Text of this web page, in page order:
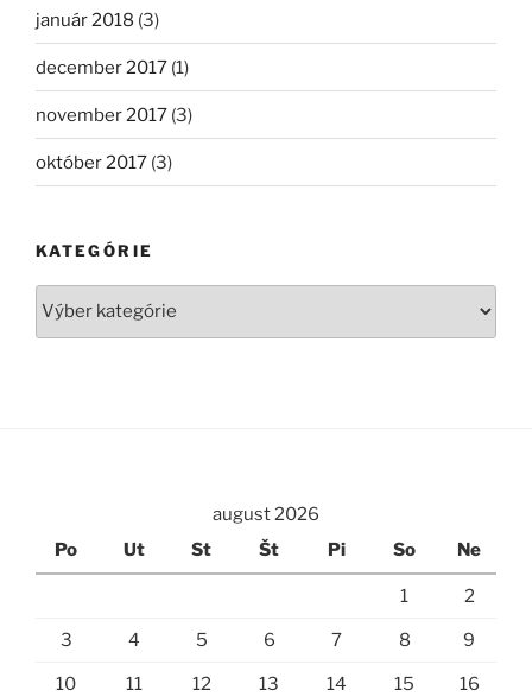
január 2018 (3)
december 2017 (1)
november 2017 (3)
október 2017 (3)
KATEGÓRIE
august 2026
Po
Ut St Št Pi So Ne
1 2
3 4 5 6 7 8 9
10 11 12 13 14 15 16